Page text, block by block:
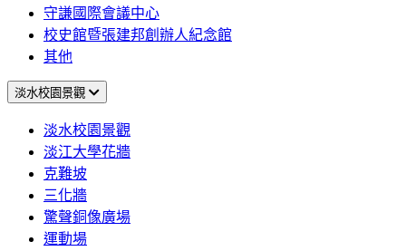
守謙國際會議中心
校史館暨張建邦創辦人紀念館
其他
淡水校園景觀
淡水校園景觀
淡江大學花牆
克難坡
三化牆
驚聲銅像廣場
運動場